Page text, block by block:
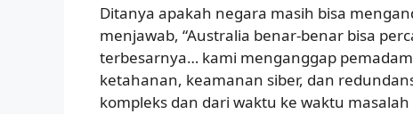
Ditanya apakah negara masih bisa
menjawab, “Australia benar-benar bisa
terbesarnya… kami menganggap
ketahanan, keamanan siber, dan
kompleks dan dari waktu ke waktu